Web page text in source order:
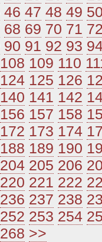
46 47 48 49
68 69 70 71
90 91 92 93
108 109 110
124 125 126
140 141 142
156 157 158
172 173 174
188 189 190
204 205 206
220 221 222
236 237 238
252 253 254
268 >>